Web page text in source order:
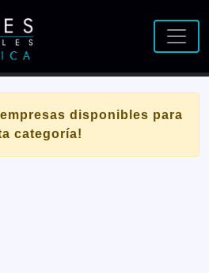
disponibles para
categoría!